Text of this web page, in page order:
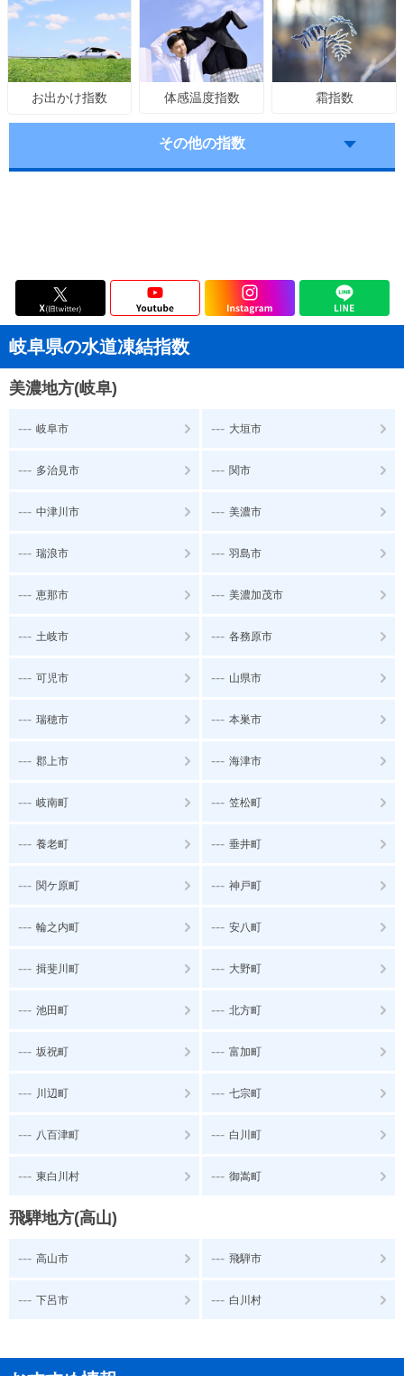
お出かけ指数 体感温度指数 霜指数
その他の指数
岐阜県の水道凍結指数
美濃地方(岐阜)
--- 岐阜市 --- 大垣市
--- 多治見市 --- 関市
--- 中津川市 --- 美濃市
--- 瑞浪市 --- 羽島市
--- 恵那市 --- 美濃加茂市
--- 土岐市 --- 各務原市
--- 可児市 --- 山県市
--- 瑞穂市 --- 本巣市
--- 郡上市 --- 海津市
--- 岐南町 --- 笠松町
--- 養老町 --- 垂井町
--- 関ケ原町 --- 神戸町
--- 輪之内町 --- 安八町
--- 揖斐川町 --- 大野町
--- 池田町 --- 北方町
--- 坂祝町 --- 富加町
--- 川辺町 --- 七宗町
--- 八百津町 --- 白川町
--- 東白川村 --- 御嵩町
飛騨地方(高山)
--- 高山市 --- 飛騨市
--- 下呂市 --- 白川村